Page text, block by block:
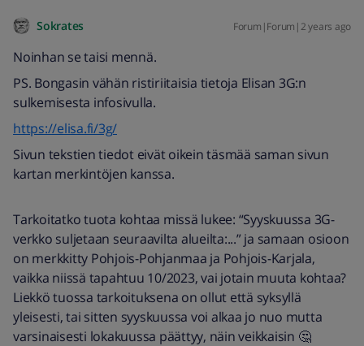
Sokrates Forum|Forum|2 years ago
Noinhan se taisi mennä.
PS. Bongasin vähän ristiriitaisia tietoja Elisan 3G:n
sulkemisesta infosivulla.
https://elisa.fi/3g/
Sivun tekstien tiedot eivät oikein täsmää saman sivun
kartan merkintöjen kanssa.
Tarkoitatko tuota kohtaa missä lukee: “Syyskuussa 3G-
verkko suljetaan seuraavilta alueilta:...” ja samaan osioon
on merkkitty Pohjois-Pohjanmaa ja Pohjois-Karjala,
vaikka niissä tapahtuu 10/2023, vai jotain muuta kohtaa?
Liekkö tuossa tarkoituksena on ollut että syksyllä
yleisesti, tai sitten syyskuussa voi alkaa jo nuo mutta
varsinaisesti lokakuussa päättyy, näin veikkaisin 🤔